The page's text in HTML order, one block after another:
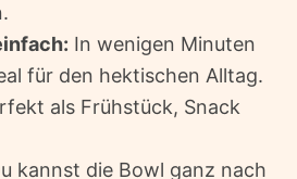
In wenigen Minuten
für den hektischen Alltag.
als Frühstück, Snack
kannst die Bowl ganz nach